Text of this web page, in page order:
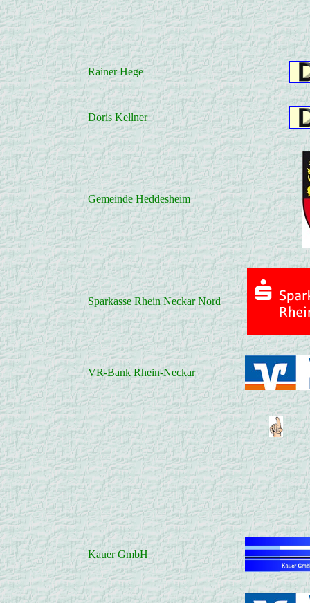
Rainer Hege
Doris Kellner
Gemeinde Heddesheim
Sparkasse Rhein Neckar Nord
VR-Bank Rhein-Neckar
Kauer GmbH